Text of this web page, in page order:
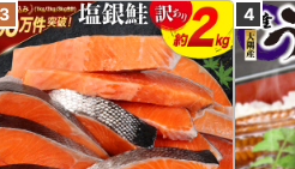
▼ワンストップ特例申請書
ワンストップ特例申請書は、
※住民票住所が返礼品の送付先
※12月27日までご入金分まで
※12月28日～12月31日ご入金
に間に合わない可能性がござ